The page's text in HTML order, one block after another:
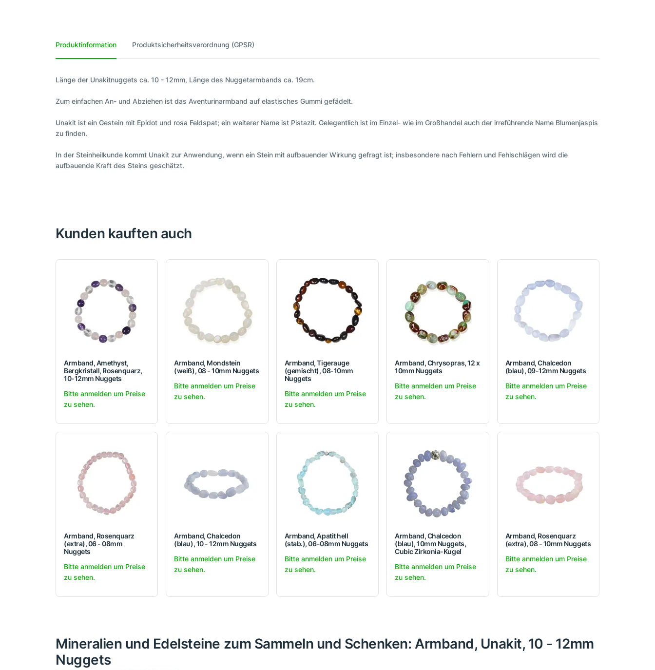
Produktinformation Produktsicherheitsverordnung (GPSR)
Länge der Unakitnuggets ca. 10 - 12mm, Länge des Nuggetarmbands ca. 19cm.
Zum einfachen An- und Abziehen ist das Aventurinarmband auf elastisches Gummi gefädelt.
Unakit ist ein Gestein mit Epidot und rosa Feldspat; ein weiterer Name ist Pistazit. Gelegentlich ist im Einzel- wie im Großhandel auch der irreführende Name Blumenjaspis
zu finden.
In der Steinheilkunde kommt Unakit zur Anwendung, wenn ein Stein mit aufbauender Wirkung gefragt ist; insbesondere nach Fehlern und Fehlschlägen wird die
aufbauende Kraft des Steins geschätzt.
Kunden kauften auch
Armband, Amethyst,
Bergkristall, Rosenquarz,
10-12mm Nuggets
Bitte anmelden um Preise
zu sehen.
Armband, Mondstein
(weiß), 08 - 10mm Nuggets
Bitte anmelden um Preise
zu sehen.
Armband, Tigerauge
(gemischt), 08-10mm
Nuggets
Bitte anmelden um Preise
zu sehen.
Armband, Chrysopras, 12 x
10mm Nuggets
Bitte anmelden um Preise
zu sehen.
Armband, Chalcedon
(blau), 09-12mm Nuggets
Bitte anmelden um Preise
zu sehen.
Armband, Rosenquarz
(extra), 06 - 08mm
Nuggets
Bitte anmelden um Preise
zu sehen.
Armband, Chalcedon
(blau), 10 - 12mm Nuggets
Bitte anmelden um Preise
zu sehen.
Armband, Apatit hell
(stab.), 06-08mm Nuggets
Bitte anmelden um Preise
zu sehen.
Armband, Chalcedon
(blau), 10mm Nuggets,
Cubic Zirkonia-Kugel
Bitte anmelden um Preise
zu sehen.
Armband, Rosenquarz
(extra), 08 - 10mm Nuggets
Bitte anmelden um Preise
zu sehen.
Mineralien und Edelsteine zum Sammeln und Schenken: Armband, Unakit, 10 - 12mm
Nuggets